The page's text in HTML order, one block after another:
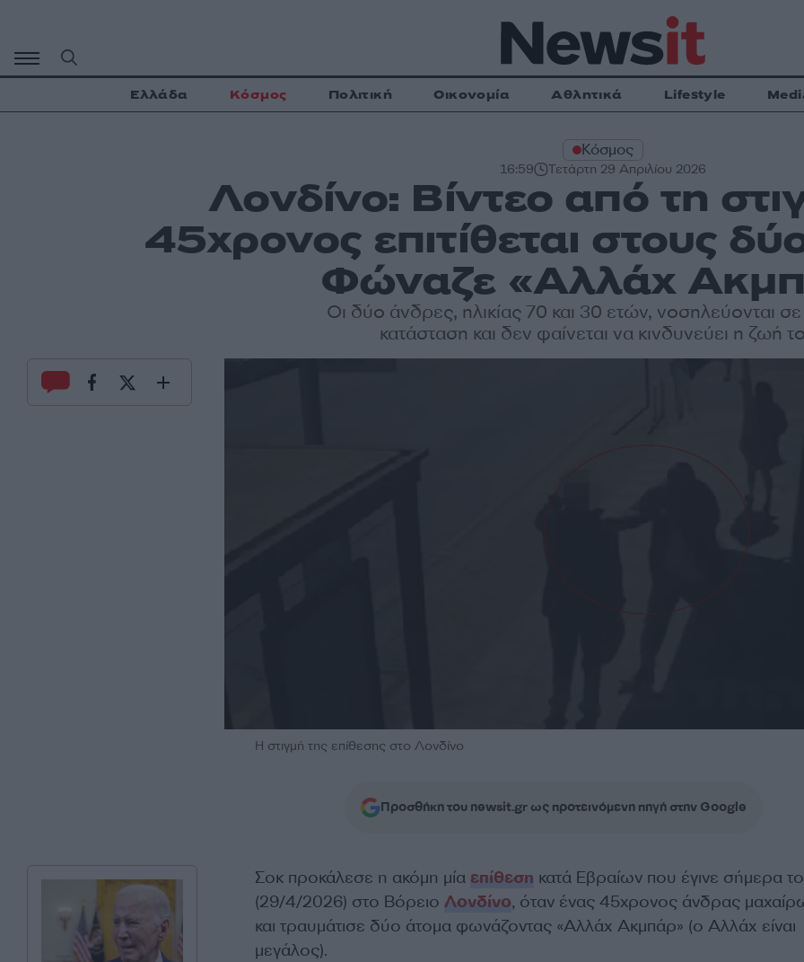
περιεχόμενο
Ελλάδα Κόσμος Πολιτική Οικονομία Αθλητικά Lifestyle
Κόσμος
16:59 Τετάρτη 29 Απριλίου 2026
Λονδίνο: Βίντεο από τη
45χρονος επιτίθεται στους
Φώναζε «Αλλάχ
Οι δύο άνδρες, ηλικίας 70 και 30 ετών, νοσηλεύονται
κατάσταση και δεν φαίνεται να κινδυνεύει η ζωή
Η στιγμή της επίθεσης στο Λονδίνο
Προσθήκη του newsit.gr ως προτεινόμενη πηγή στην Google
Σοκ προκάλεσε η ακόμη μία επίθεση κατά Εβραίων που έγινε σήμερα
(29/4/2026) στο Βόρειο Λονδίνο, όταν ένας 45χρονος άνδρας
και τραυμάτισε δύο άτομα φωνάζοντας «Αλλάχ Ακμπάρ» (ο Αλλάχ είναι
μεγάλος).